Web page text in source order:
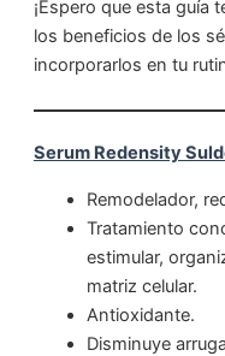
¡Espero que esta guía
los beneficios de los
incorporarlos en tu
Serum Redensity
Remodelador,
Tratamiento
estimular,
matriz celular.
Antioxidante.
Disminuye